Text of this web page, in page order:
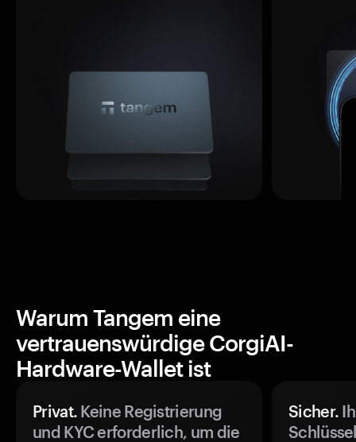
Warum Tangem eine
vertrauenswürdige CorgiAI-
Hardware-Wallet ist
Privat. Keine Registrierung
und KYC erforderlich, um die
Sicher.